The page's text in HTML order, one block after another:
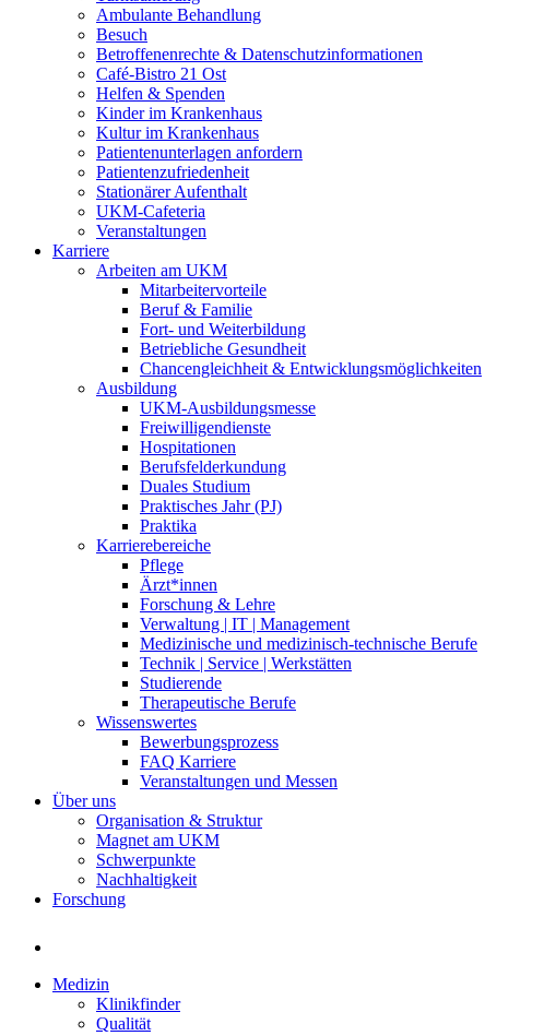
Ambulante Behandlung
Besuch
Betroffenenrechte & Datenschutzinformationen
Café-Bistro 21 Ost
Helfen & Spenden
Kinder im Krankenhaus
Kultur im Krankenhaus
Patientenunterlagen anfordern
Patientenzufriedenheit
Stationärer Aufenthalt
UKM-Cafeteria
Veranstaltungen
Karriere
Arbeiten am UKM
Mitarbeitervorteile
Beruf & Familie
Fort- und Weiterbildung
Betriebliche Gesundheit
Chancengleichheit & Entwicklungsmöglichkeiten
Ausbildung
UKM-Ausbildungsmesse
Freiwilligendienste
Hospitationen
Berufsfelderkundung
Duales Studium
Praktisches Jahr (PJ)
Praktika
Karrierebereiche
Pflege
Ärzt*innen
Forschung & Lehre
Verwaltung | IT | Management
Medizinische und medizinisch-technische Berufe
Technik | Service | Werkstätten
Studierende
Therapeutische Berufe
Wissenswertes
Bewerbungsprozess
FAQ Karriere
Veranstaltungen und Messen
Über uns
Organisation & Struktur
Magnet am UKM
Schwerpunkte
Nachhaltigkeit
Forschung
Medizin
Klinikfinder
Qualität